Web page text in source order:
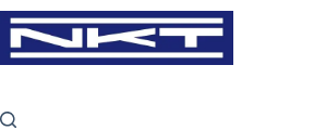
Skip
to
content